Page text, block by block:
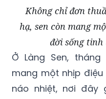
Không chỉ đơn
hạ, sen còn mang
đời sống
Ở Làng Sen,
mang một nhịp điệu
náo nhiệt, nơi đây